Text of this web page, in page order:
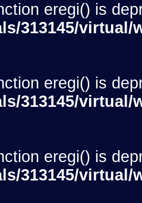
eregi() is
313145/
eregi() is
313145/
eregi() is
313145/